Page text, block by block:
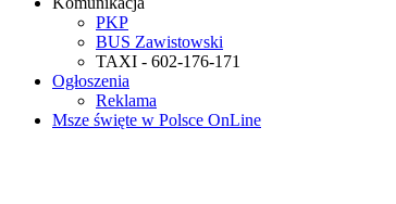
PKP
BUS Zawistowski
TAXI - 602-176-171
Ogłoszenia
Reklama
Msze święte w Polsce OnLine